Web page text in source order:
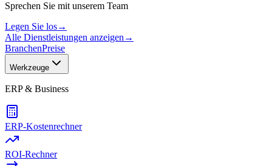
Sprechen Sie mit unserem Team
Legen Sie los→
Alle Dienstleistungen anzeigen →
BranchenPreise
Werkzeuge
ERP & Business
ERP-Kostenrechner
ROI-Rechner